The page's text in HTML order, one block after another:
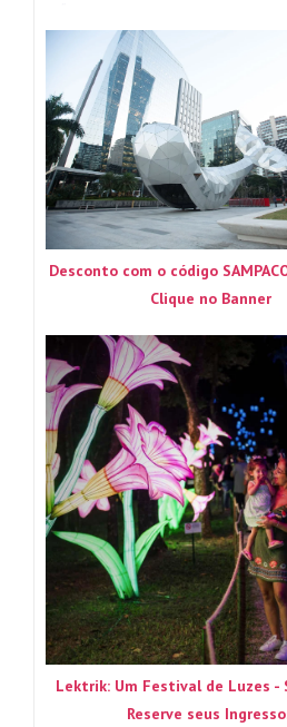
Desconto com o código
Clique no Banner
Lektrik: Um Festival de Luzes -
Reserve seus